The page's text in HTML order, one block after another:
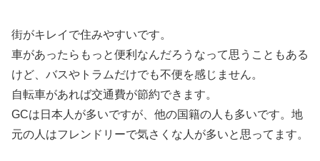
街がキレイで住みやすいです。
車があったらもっと便利なんだろうなって思うこともある
けど、バスやトラムだけでも不便を感じません。
自転車があれば交通費が節約できます。
GCは日本人が多いですが、他の国籍の人も多いです。地
元の人はフレンドリーで気さくな人が多いと思ってます。